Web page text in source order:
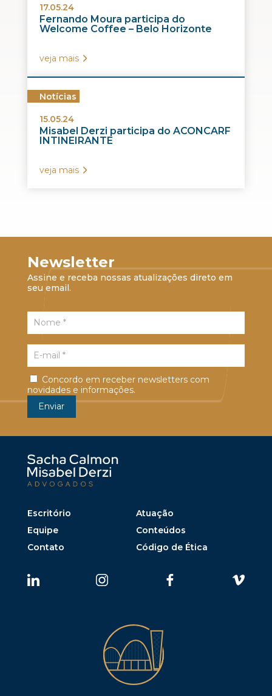
17.05.24
Fernando Moura participa do
Welcome Coffee – Belo Horizonte
veja mais
Notícias
15.05.24
Misabel Derzi participa do ACONCARF
INTINEIRANTE
veja mais
Newsletter
Assine e receba nossas atualizações direto em
seu email.
Concordo em receber newsletters com
novidades e informações.
Escritório
Atuação
Equipe
Conteúdos
Contato
Código de Ética